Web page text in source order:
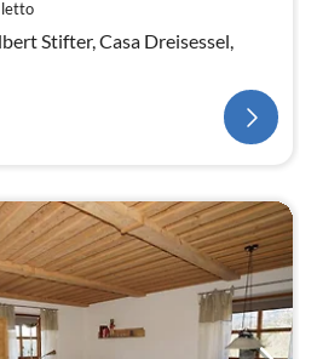
letto
Stifter, Casa Dreisessel,